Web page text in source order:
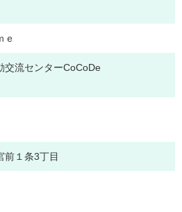
ｅ
交流センターCoCoDe
前１条3丁目